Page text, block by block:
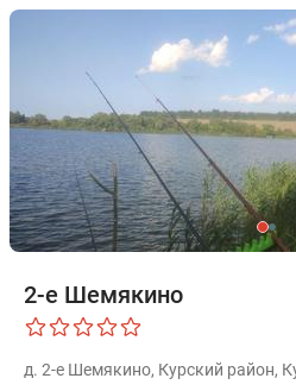
2-е Шемякино
д. 2-е Шемякино, Курский район,